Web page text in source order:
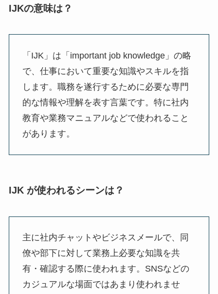
IJKの意味は？
「IJK」は「important job knowledge」の略
で、仕事において重要な知識やスキルを指
します。職務を遂行するために必要な専門
的な情報や理解を表す言葉です。特に社内
教育や業務マニュアルなどで使われること
があります。
IJK が使われるシーンは？
主に社内チャットやビジネスメールで、同
僚や部下に対して業務上必要な知識を共
有・確認する際に使われます。SNSなどの
カジュアルな場面ではあまり使われませ